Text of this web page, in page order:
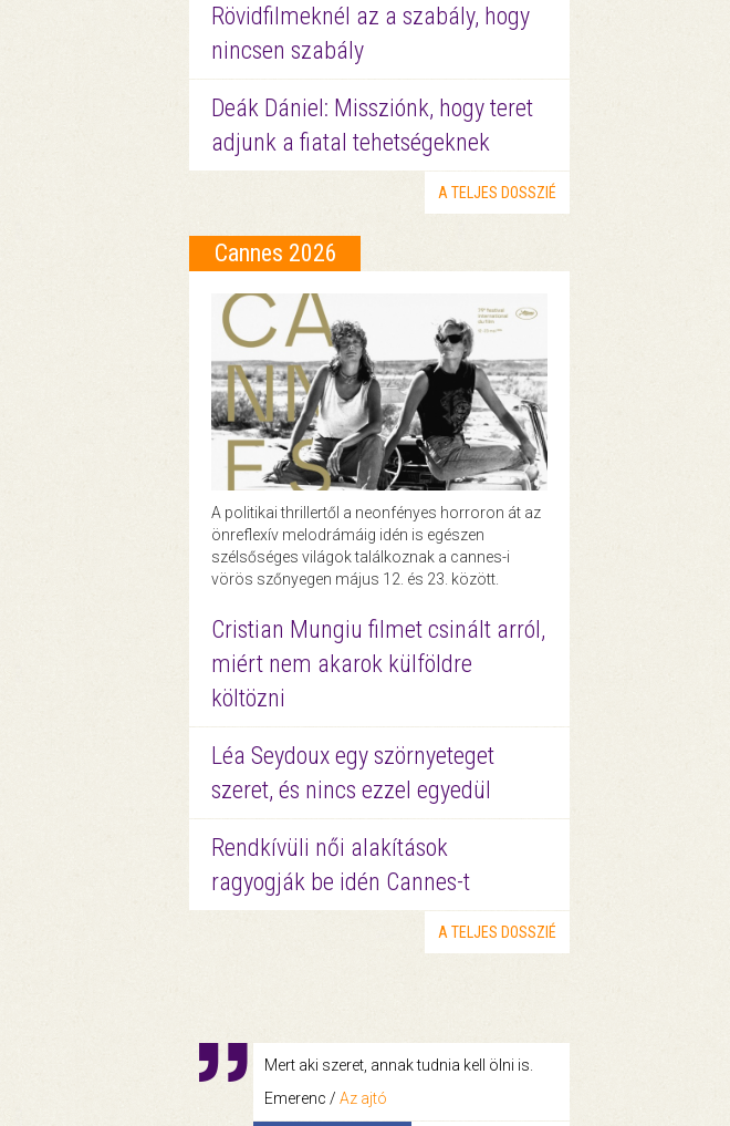
Rövidfilmeknél az a szabály, hogy
nincsen szabály
Deák Dániel: Missziónk, hogy teret
adjunk a fiatal tehetségeknek
A TELJES DOSSZIÉ
Cannes 2026
A politikai thrillertől a neonfényes horroron át az
önreflexív melodrámáig idén is egészen
szélsőséges világok találkoznak a cannes-i
vörös szőnyegen május 12. és 23. között.
Cristian Mungiu filmet csinált arról,
miért nem akarok külföldre
költözni
Léa Seydoux egy szörnyeteget
szeret, és nincs ezzel egyedül
Rendkívüli női alakítások
ragyogják be idén Cannes-t
A TELJES DOSSZIÉ
Mert aki szeret, annak tudnia kell ölni is.
Emerenc / Az ajtó